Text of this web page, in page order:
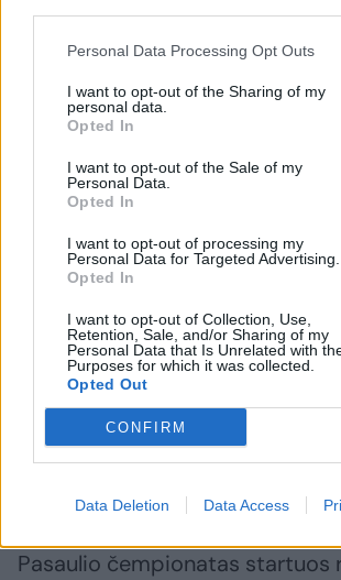
Personal Data Processing Opt Outs
I want to opt-out of the Sharing of my
personal data.
Opted In
I want to opt-out of the Sale of my
Personal Data.
Opted In
I want to opt-out of processing my
Personal Data for Targeted Advertising.
Opted In
I want to opt-out of Collection, Use,
Retention, Sale, and/or Sharing of my
Personal Data that Is Unrelated with
Purposes for which it was collected.
Opted Out
CONFIRM
Data Deletion Data Access
Praėjusį savaitgalį K.Maksvyčio
ketvirtadienį atsisveikino su
Dovydu Giedraičiu.
ekipos strategas trumpinti
dvikovos su Gruzija: už darbą
pradžioje padėkojo puolėjams
Žukauskui ir Matui Jogėlai.
Ankstesnėse kontrolinėse
Maksvyčio auklėtiniai 100:72
104:102 palaužė Gruziją, bet
Suomijai bei dukart – 72:90 ir
neprilygo Prancūzijai.
Pasaulio čempionatas startuos